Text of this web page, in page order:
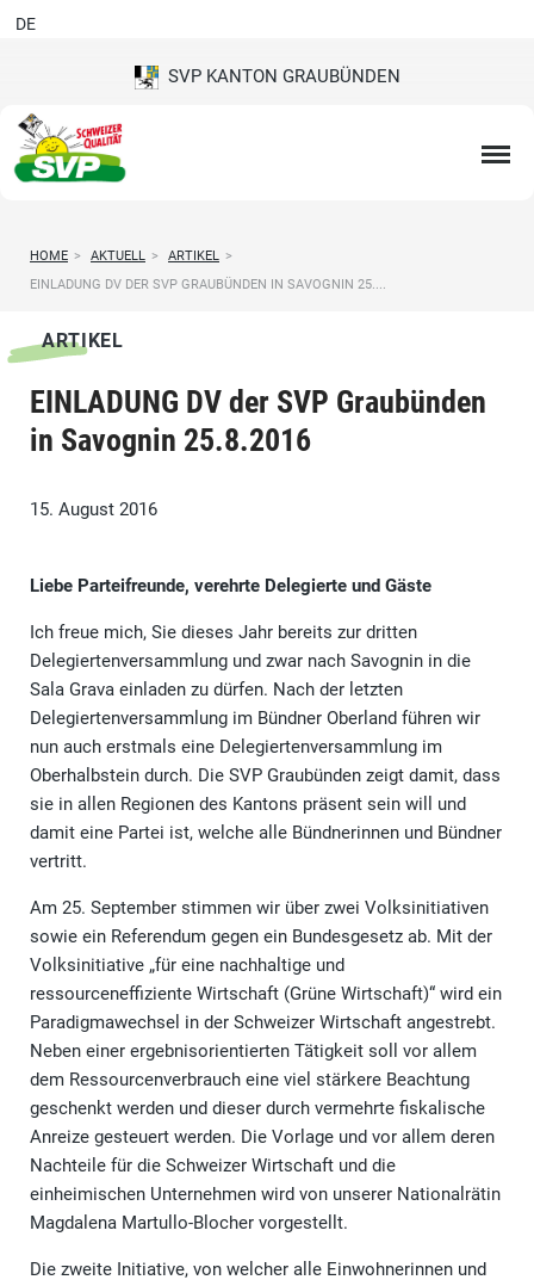
SVP KANTON GRAUBÜNDEN
DE
HOME > AKTUELL > ARTIKEL >
EINLADUNG DV DER SVP GRAUBÜNDEN IN SAVOGNIN 25....
ARTIKEL
EINLADUNG DV der SVP Graubünden
in Savognin 25.8.2016
15. August 2016
Liebe Parteifreunde, verehrte Delegierte und Gäste
Ich freue mich, Sie dieses Jahr bereits zur dritten
Delegiertenversammlung und zwar nach Savognin in die
Sala Grava einladen zu dürfen. Nach der letzten
Delegiertenversammlung im Bündner Oberland führen wir
nun auch erstmals eine Delegiertenversammlung im
Oberhalbstein durch. Die SVP Graubünden zeigt damit, dass
sie in allen Regionen des Kantons präsent sein will und
damit eine Partei ist, welche alle Bündnerinnen und Bündner
vertritt.
Am 25. September stimmen wir über zwei Volksinitiativen
sowie ein Referendum gegen ein Bundesgesetz ab. Mit der
Volksinitiative „für eine nachhaltige und
ressourceneffiziente Wirtschaft (Grüne Wirtschaft)“ wird ein
Paradigmawechsel in der Schweizer Wirtschaft angestrebt.
Neben einer ergebnisorientierten Tätigkeit soll vor allem
dem Ressourcenverbrauch eine viel stärkere Beachtung
geschenkt werden und dieser durch vermehrte fiskalische
Anreize gesteuert werden. Die Vorlage und vor allem deren
Nachteile für die Schweizer Wirtschaft und die
einheimischen Unternehmen wird von unserer Nationalrätin
Magdalena Martullo-Blocher vorgestellt.
Die zweite Initiative, von welcher alle Einwohnerinnen und